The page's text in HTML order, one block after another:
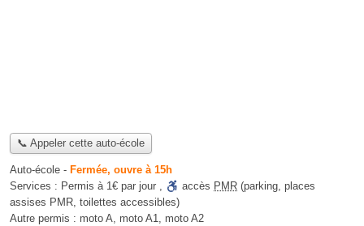
📞 Appeler cette auto-école
Auto-école - Fermée, ouvre à 15h
Services : Permis à 1€ par jour , accès PMR (parking, places
assises PMR, toilettes accessibles)
Autre permis : moto A, moto A1, moto A2